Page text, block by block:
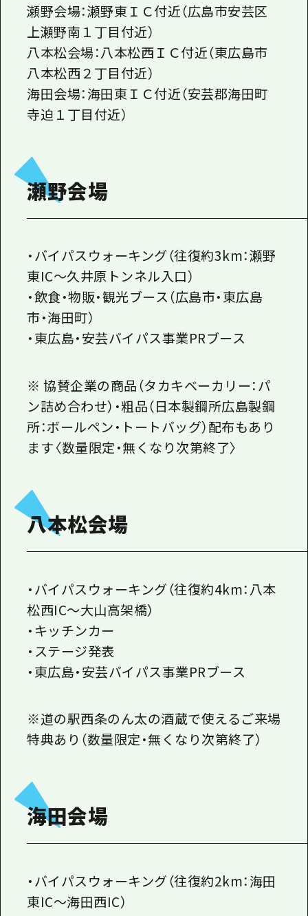
瀬野会場：瀬野東ＩＣ付近（広島市安芸区
上瀬野南１丁目付近）
八本松会場：八本松西ＩＣ付近（東広島市
八本松西２丁目付近）
海田会場：海田東ＩＣ付近（安芸郡海田町
寺迫１丁目付近）
瀬野会場
・バイパスウォーキング（往復約3km：瀬野
東IC～久井原トンネル入口）
・飲食・物販・観光ブース（広島市・東広島
市・海田町）
・東広島・安芸バイパス事業PRブース
※ 協賛企業の商品（タカキベーカリー：パ
ン詰め合わせ）・粗品（日本製鋼所広島製鋼
所：ボールペン・トートバッグ）配布もあり
ます〈数量限定・無くなり次第終了〉
八本松会場
・バイパスウォーキング（往復約4km：八本
松西IC～大山高架橋）
・キッチンカー
・ステージ発表
・東広島・安芸バイパス事業PRブース
※道の駅西条のん太の酒蔵で使えるご来場
特典あり（数量限定・無くなり次第終了）
海田会場
・バイパスウォーキング（往復約2km：海田
東IC～海田西IC）